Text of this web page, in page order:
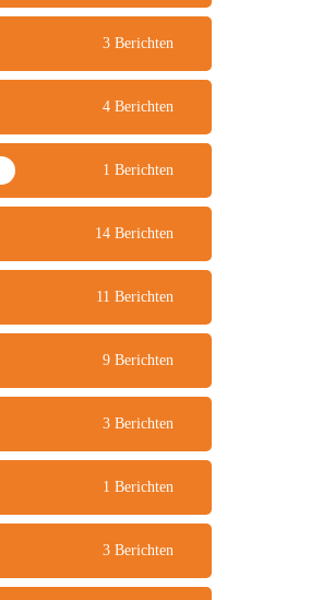
3 Berichten
4 Berichten
1 Berichten
14 Berichten
11 Berichten
9 Berichten
3 Berichten
1 Berichten
3 Berichten